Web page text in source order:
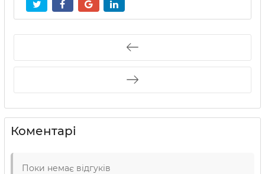
Коментарі
Поки немає відгуків